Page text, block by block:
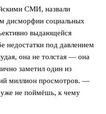
СМИ, назвали
дисморфии социальных
выдающейся
недостатки под давлением
она не толстая — она
заметил один из
миллион просмотров. —
уже не поймёшь, к чему